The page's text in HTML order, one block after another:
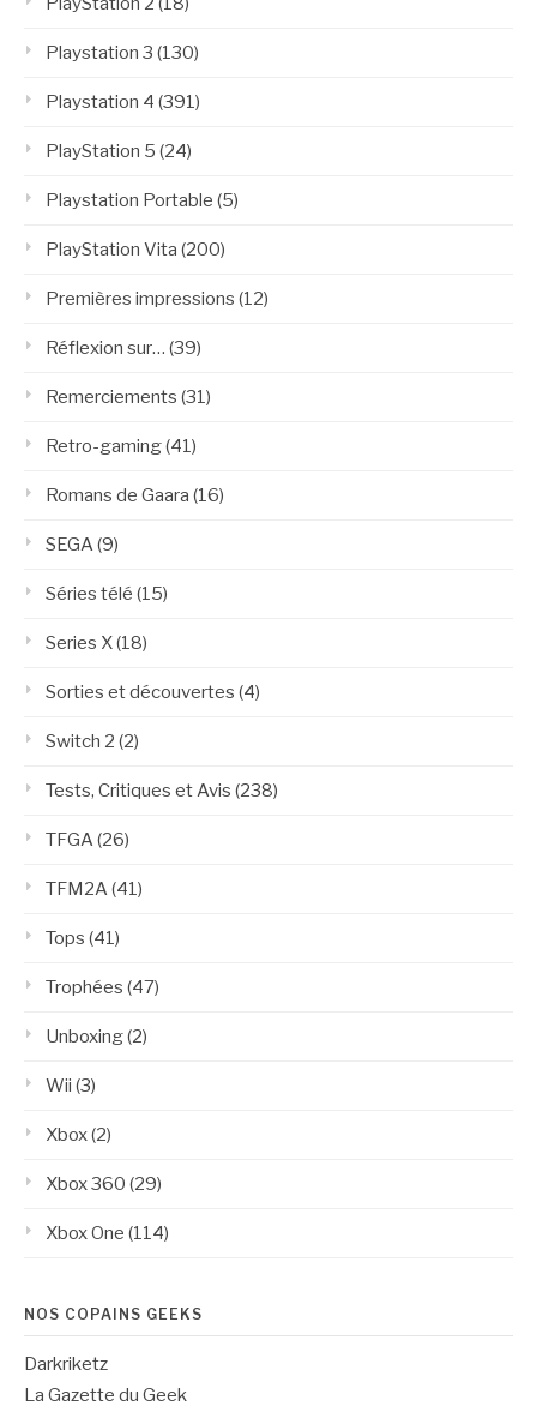
Playstation 3 (130)
Playstation 4 (391)
PlayStation 5 (24)
Playstation Portable (5)
PlayStation Vita (200)
Premières impressions (12)
Réflexion sur… (39)
Remerciements (31)
Retro-gaming(41)
Romans de Gaara (16)
SEGA(9)
Séries télé (15)
Series X(18)
Sorties et découvertes (4)
Switch 2 (2)
Tests, Critiques et Avis (238)
TFGA(26)
TFM2A(41)
Tops (41)
Trophées (47)
Unboxing(2)
Wii (3)
Xbox(2)
Xbox 360 (29)
Xbox One (114)
NOS COPAINS GEEKS
Darkriketz
La Gazette du Geek